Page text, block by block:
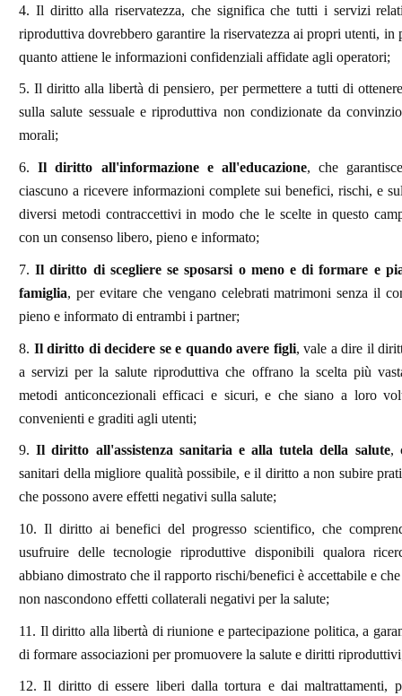
4. Il diritto alla riservatezza, che significa che tutti i servizi
riproduttiva dovrebbero garantire la riservatezza ai propri utenti, in
quanto attiene le informazioni confidenziali affidate agli operatori;
5. Il diritto alla libertà di pensiero, per permettere a tutti di
sulla salute sessuale e riproduttiva non condizionate da
morali;
6.Il diritto all'informazione e all'educazione, che
ciascuno a ricevere informazioni complete sui benefici, rischi, e
diversi metodi contraccettivi in modo che le scelte in questo
con un consenso libero, pieno e informato;
7.Il diritto di scegliere se sposarsi o meno e di formare e
famiglia, per evitare che vengano celebrati matrimoni senza il
pieno e informato di entrambi i partner;
8. Il diritto di decidere se e quando avere figli, vale a dire il
a servizi per la salute riproduttiva che offrano la scelta più
metodi anticoncezionali efficaci e sicuri, e che siano a loro
convenienti e graditi agli utenti;
9.Il diritto all'assistenza sanitaria e alla tutela della salute,
sanitari della migliore qualità possibile, e il diritto a non subire
che possono avere effetti negativi sulla salute;
10. Il diritto ai benefici del progresso scientifico, che
usufruire delle tecnologie riproduttive disponibili qualora
abbiano dimostrato che il rapporto rischi/benefici è accettabile e
non nascondono effetti collaterali negativi per la salute;
11. Il diritto alla libertà di riunione e partecipazione politica, a
di formare associazioni per promuovere la salute e diritti
12. Il diritto di essere liberi dalla tortura e dai maltrattamenti,